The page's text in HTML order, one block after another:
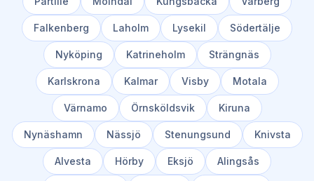
Falkenberg Laholm Lysekil Södertälje
Nyköping Katrineholm Strängnäs
Karlskrona Kalmar Visby Motala
Värnamo Örnsköldsvik Kiruna
Nynäshamn Nässjö Stenungsund Knivsta
Alvesta Hörby Eksjö Alingsås